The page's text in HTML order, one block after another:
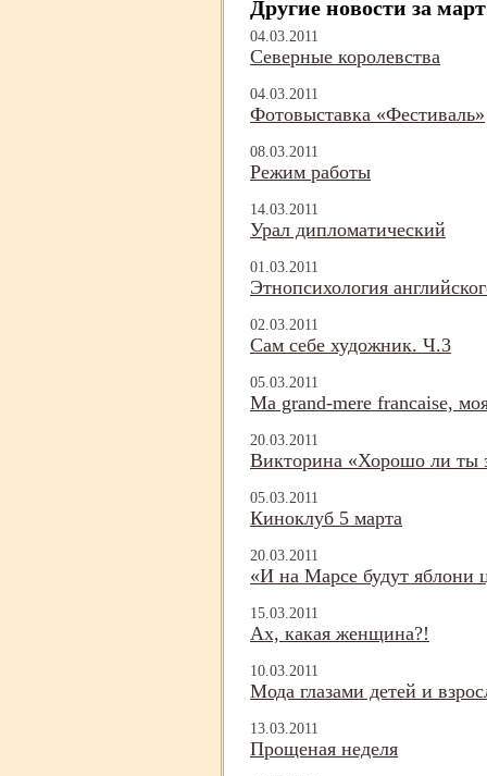
Другие новости за март
04.03.2011
Северные королевства
04.03.2011
Фотовыставка «Фестиваль»
08.03.2011
Режим работы
14.03.2011
Урал дипломатический
01.03.2011
Этнопсихология
02.03.2011
Сам себе художник. Ч.3
05.03.2011
Ma grand-mere francaise,
20.03.2011
Викторина «Хорошо ли ты
05.03.2011
Киноклуб 5 марта
20.03.2011
«И на Марсе будут яблони
15.03.2011
Ах, какая женщина?!
10.03.2011
Мода глазами детей и
13.03.2011
Прощеная неделя